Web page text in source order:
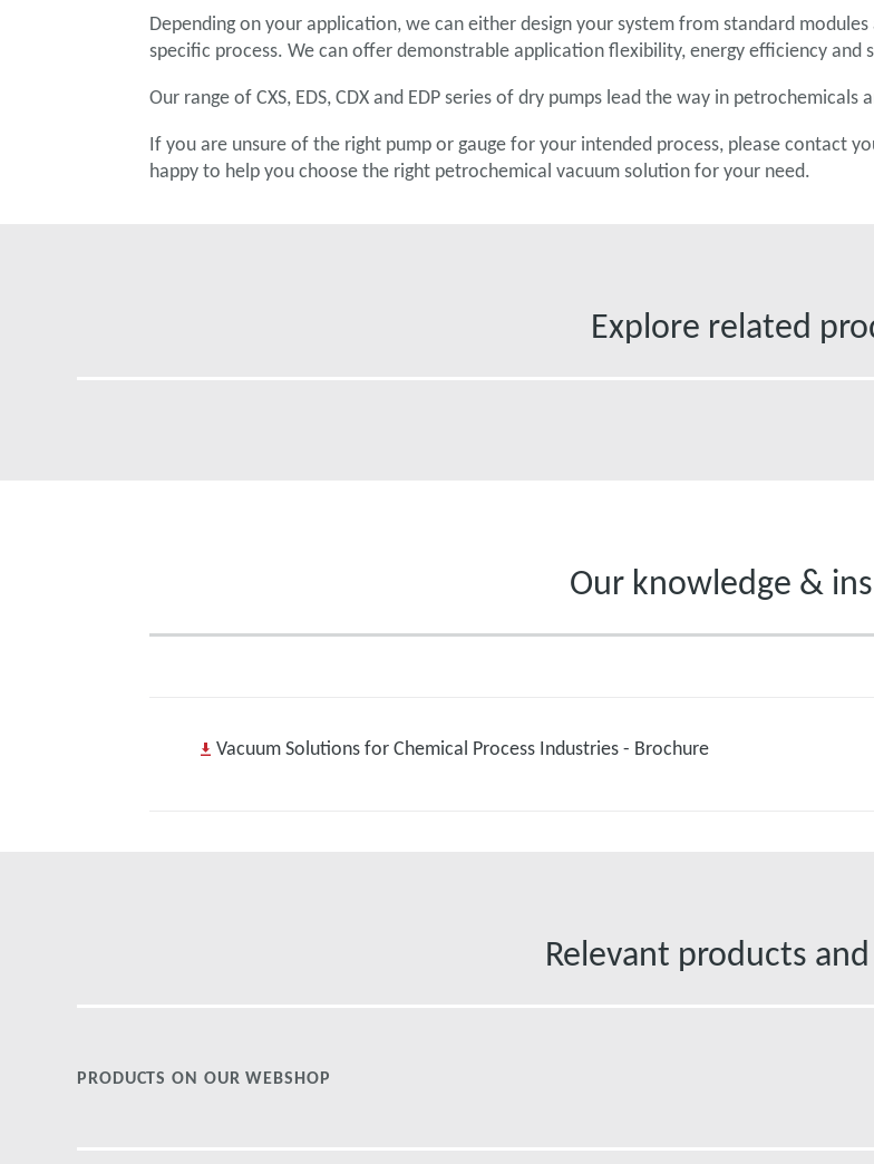
Depending on your application, we can either design your system from standard
specific process. We can offer demonstrable application flexibility, energy efficiency
Our range of CXS, EDS, CDX and EDP series of dry pumps lead the way in
If you are unsure of the right pump or gauge for your intended process, please contact
happy to help you choose the right petrochemical vacuum solution for your need.
Explore related
Our knowledge &
Vacuum Solutions for Chemical Process Industries - Brochure
Relevant products
PRODUCTS ON OUR WEBSHOP